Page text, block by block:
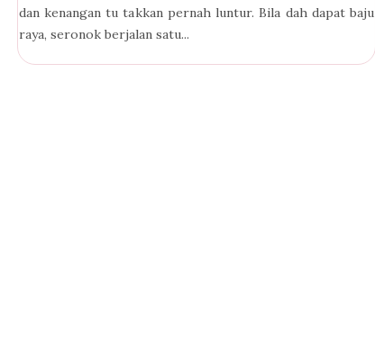
dan kenangan tu takkan pernah luntur. Bila dah dapat baju
raya, seronok berjalan satu...